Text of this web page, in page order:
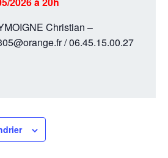
Christian –
/ 06.45.15.00.27